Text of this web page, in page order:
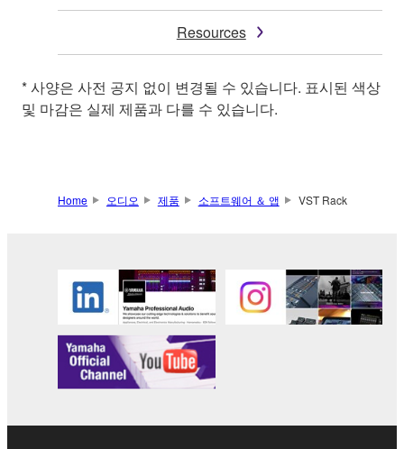
Resources
* 사양은 사전 공지 없이 변경될 수 있습니다. 표시된 색상
및 마감은 실제 제품과 다를 수 있습니다.
Home 오디오 제품 소프트웨어 ＆ 앱 VST Rack